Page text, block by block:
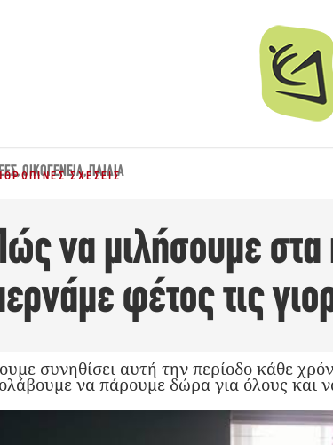
,ΟΙΚΟΓΈΝΕΙΑ,ΠΑΙΔΙΆ
ΣΧΈΣΕΙΣ
να μιλήσουμε στα
φέτος τις
συνηθίσει αυτή την περίοδο κάθε
να πάρουμε δώρα για όλους και